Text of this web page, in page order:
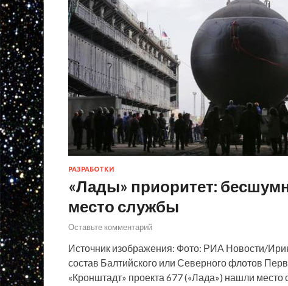
РАЗРАБОТКИ
«Лады» приоритет:
место службы
Оставьте комментарий
Источник изображения: Фото: РИА Новости/
состав Балтийского или Северного флотов
«Кронштадт» проекта 677 («Лада») нашли